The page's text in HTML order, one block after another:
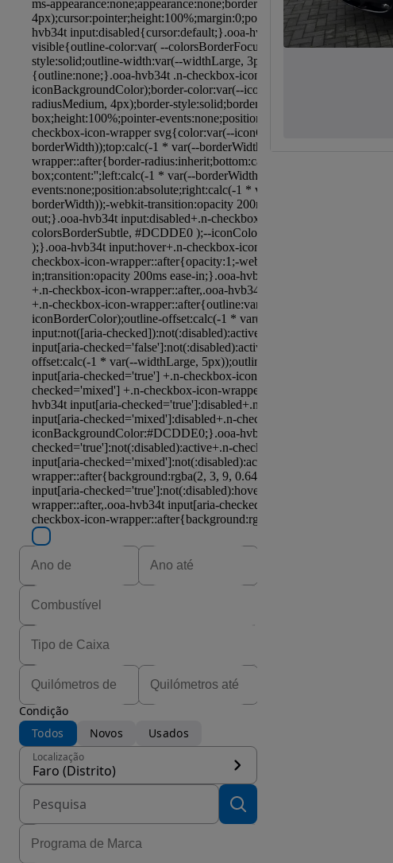
Condição
Todos
Novos Usados
Localização
Faro (Distrito)